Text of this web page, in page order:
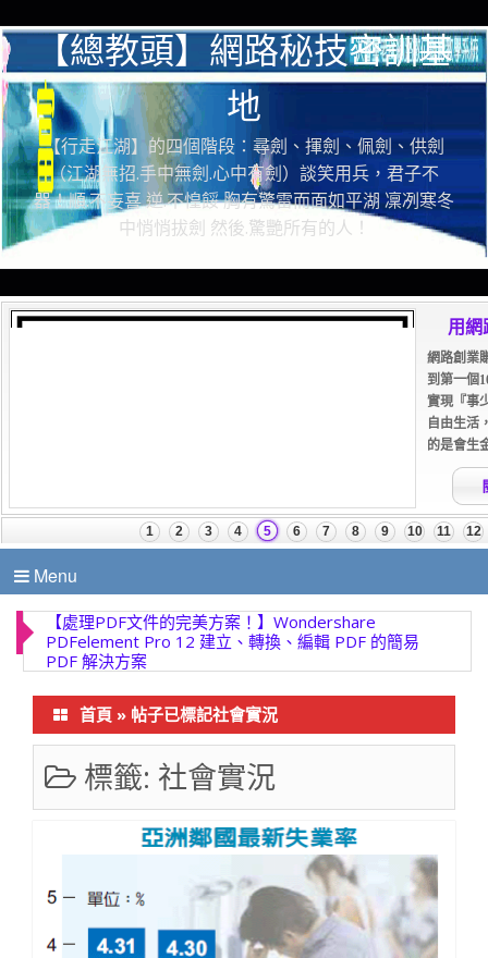
【總教頭】網路秘技密訓基
地
【行走江湖】的四個階段：尋劍、揮劍、佩劍、供劍
（江湖無招.手中無劍.心中有劍）談笑用兵，君子不
器！順.不妄喜 逆.不惶餒 胸有驚雷而面如平湖 凜冽寒冬
中悄悄拔劍 然後.驚艷所有的人！
Menu
【處理PDF文件的完美方案！】Wondershare
PDFelement Pro 12 建立、轉換、編輯 PDF 的簡易
PDF 解決方案
首頁 » 帖子已標記社會實況
標籤: 社會實況